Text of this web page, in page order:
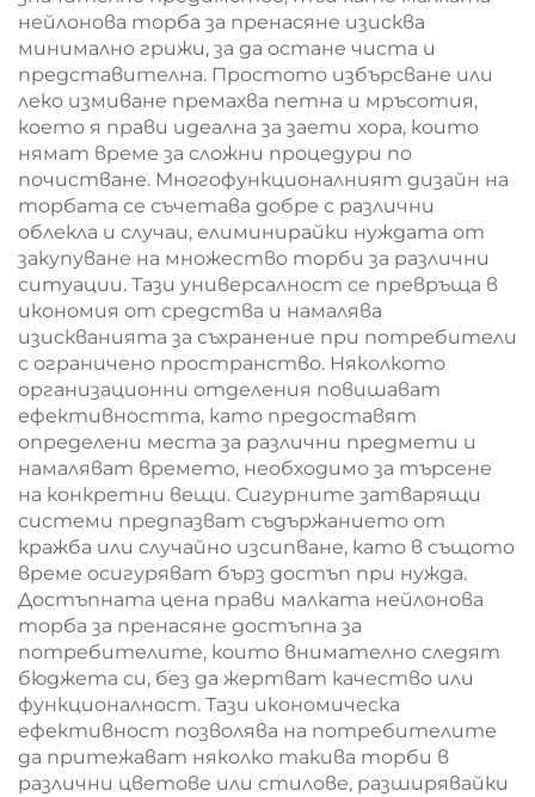
нейлонова торба за пренасяне изисква
минимално грижи, за да остане чиста и
представителна. Простото избърсване или
леко измиване премахва петна и мръсотия,
което я прави идеална за заети хора, които
нямат време за сложни процедури по
почистване. Многофункционалният дизайн на
торбата се съчетава добре с различни
облекла и случаи, елиминирайки нуждата от
закупуване на множество торби за различни
ситуации. Тази универсалност се превръща в
икономия от средства и намалява
изискванията за съхранение при потребители
с ограничено пространство. Няколкото
организационни отделения повишават
ефективността, като предоставят
определени места за различни предмети и
намаляват времето, необходимо за търсене
на конкретни вещи. Сигурните затварящи
системи предпазват съдържанието от
кражба или случайно изсипване, като в същото
време осигуряват бърз достъп при нужда.
Достъпната цена прави малката нейлонова
торба за пренасяне достъпна за
потребителите, които внимателно следят
бюджета си, без да жертват качество или
функционалност. Тази икономическа
ефективност позволява на потребителите
да притежават няколко такива торби в
различни цветове или стилове, разширявайки